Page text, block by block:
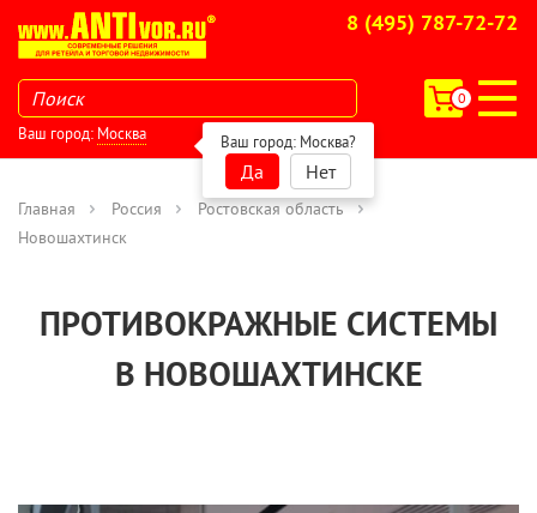
8 (495) 787-72-72
0
Ваш город: Москва Ваш город: Москва?
Да Нет
Главная Россия
Ростовская область
Новошахтинск
ПРОТИВОКРАЖНЫЕ СИСТЕМЫ
В НОВОШАХТИНСКЕ